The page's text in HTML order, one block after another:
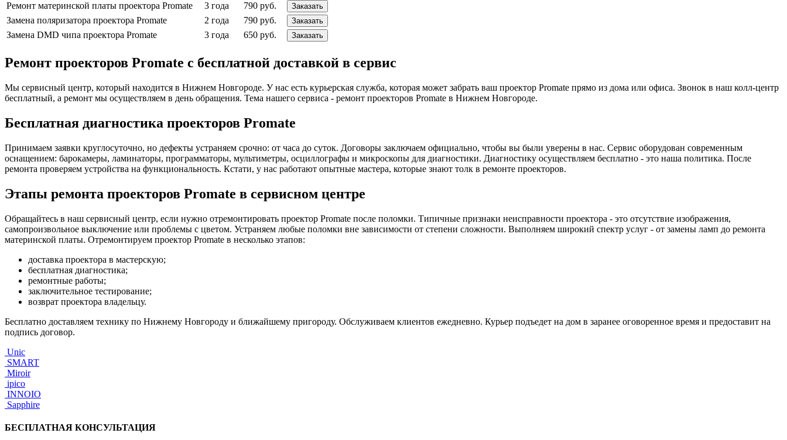
Ремонт материнской платы проектора Promate 3 года 790 руб. Заказать
Замена поляризатора проектора Promate 2 года 790 руб. Заказать
Замена DMD чипа проектора Promate 3 года 650 руб. Заказать
Ремонт проекторов Promate с бесплатной доставкой в сервис
Мы сервисный центр, который находится в Нижнем Новгороде. У нас есть курьерская служба, которая может забрать ваш проектор Promate прямо из дома или офиса. Звонок в наш колл-центр
бесплатный, а ремонт мы осуществляем в день обращения. Тема нашего сервиса - ремонт проекторов Promate в Нижнем Новгороде.
Бесплатная диагностика проекторов Promate
Принимаем заявки круглосуточно, но дефекты устраняем срочно: от часа до суток. Договоры заключаем официально, чтобы вы были уверены в нас. Сервис оборудован современным
оснащением: барокамеры, ламинаторы, программаторы, мультиметры, осциллографы и микроскопы для диагностики. Диагностику осуществляем бесплатно - это наша политика. После
ремонта проверяем устройства на функциональность. Кстати, у нас работают опытные мастера, которые знают толк в ремонте проекторов.
Этапы ремонта проекторов Promate в сервисном центре
Обращайтесь в наш сервисный центр, если нужно отремонтировать проектор Promate после поломки. Типичные признаки неисправности проектора - это отсутствие изображения,
самопроизвольное выключение или проблемы с цветом. Устраняем любые поломки вне зависимости от степени сложности. Выполняем широкий спектр услуг - от замены ламп до ремонта
материнской платы. Отремонтируем проектор Promate в несколько этапов:
доставка проектора в мастерскую;
бесплатная диагностика;
ремонтные работы;
заключительное тестирование;
возврат проектора владельцу.
Бесплатно доставляем технику по Нижнему Новгороду и ближайшему пригороду. Обслуживаем клиентов ежедневно. Курьер подъедет на дом в заранее оговоренное время и предоставит на
подпись договор.
Unic
SMART
Miroir
ipico
INNOIO
Sapphire
БЕСПЛАТНАЯ КОНСУЛЬТАЦИЯ